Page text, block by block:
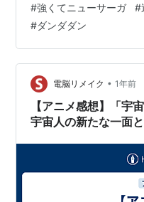
参加することに。各階層
の討伐に当たるが、「愚
#強くてニューサーガ #
#ダンダダン
電脳リメイク • 1年前
【アニメ感想】「宇
宇宙人の新たな一面